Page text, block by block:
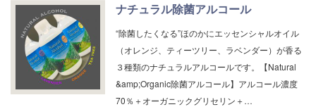
ナチュラル除菌アルコール
“除菌したくなる”ほのかにエッセンシャルオイル
（オレンジ、ティーツリー、ラベンダー）が香る
３種類のナチュラルアルコールです。【Natural
&amp;Organic除菌アルコール】アルコール濃度
70％＋オーガニックグリセリン＋…